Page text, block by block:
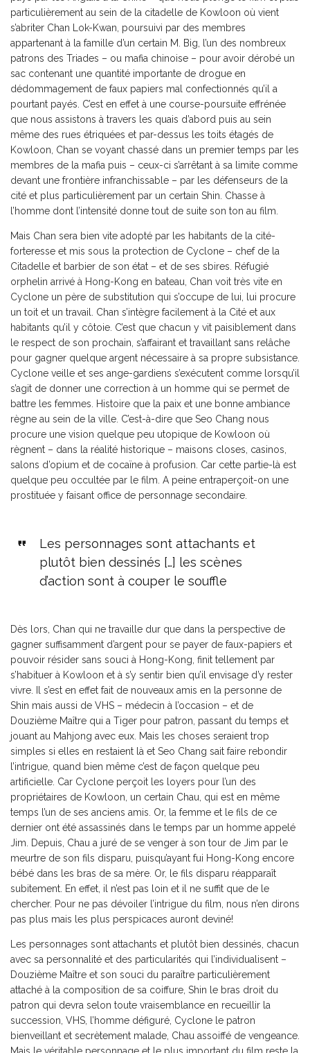
particulièrement au sein de la citadelle de Kowloon où vient
s’abriter Chan Lok-Kwan, poursuivi par des membres
appartenant à la famille d’un certain M. Big, l’un des nombreux
patrons des Triades – ou mafia chinoise – pour avoir dérobé un
sac contenant une quantité importante de drogue en
dédommagement de faux papiers mal confectionnés qu’il a
pourtant payés. C’est en effet à une course-poursuite effrénée
que nous assistons à travers les quais d’abord puis au sein
même des rues étriquées et par-dessus les toits étagés de
Kowloon, Chan se voyant chassé dans un premier temps par les
membres de la mafia puis – ceux-ci s’arrêtant à sa limite comme
devant une frontière infranchissable – par les défenseurs de la
cité et plus particulièrement par un certain Shin. Chasse à
l’homme dont l’intensité donne tout de suite son ton au film.
Mais Chan sera bien vite adopté par les habitants de la cité-
forteresse et mis sous la protection de Cyclone – chef de la
Citadelle et barbier de son état – et de ses sbires. Réfugié
orphelin arrivé à Hong-Kong en bateau, Chan voit très vite en
Cyclone un père de substitution qui s’occupe de lui, lui procure
un toit et un travail. Chan s’intègre facilement à la Cité et aux
habitants qu’il y côtoie. C’est que chacun y vit paisiblement dans
le respect de son prochain, s’affairant et travaillant sans relâche
pour gagner quelque argent nécessaire à sa propre subsistance.
Cyclone veille et ses ange-gardiens s’exécutent comme lorsqu’il
s’agit de donner une correction à un homme qui se permet de
battre les femmes. Histoire que la paix et une bonne ambiance
règne au sein de la ville. C’est-à-dire que Seo Chang nous
procure une vision quelque peu utopique de Kowloon où
règnent – dans la réalité historique – maisons closes, casinos,
salons d’opium et de cocaïne à profusion. Car cette partie-là est
quelque peu occultée par le film. A peine entraperçoit-on une
prostituée y faisant office de personnage secondaire.
Les personnages sont attachants et
plutôt bien dessinés […] les scènes
d’action sont à couper le souffle
Dès lors, Chan qui ne travaille dur que dans la perspective de
gagner suffisamment d’argent pour se payer de faux-papiers et
pouvoir résider sans souci à Hong-Kong, finit tellement par
s’habituer à Kowloon et à s’y sentir bien qu’il envisage d’y rester
vivre. Il s’est en effet fait de nouveaux amis en la personne de
Shin mais aussi de VHS – médecin à l’occasion – et de
Douzième Maître qui a Tiger pour patron, passant du temps et
jouant au Mahjong avec eux. Mais les choses seraient trop
simples si elles en restaient là et Seo Chang sait faire rebondir
l’intrigue, quand bien même c’est de façon quelque peu
artificielle. Car Cyclone perçoit les loyers pour l’un des
propriétaires de Kowloon, un certain Chau, qui est en même
temps l’un de ses anciens amis. Or, la femme et le fils de ce
dernier ont été assassinés dans le temps par un homme appelé
Jim. Depuis, Chau a juré de se venger à son tour de Jim par le
meurtre de son fils disparu, puisqu’ayant fui Hong-Kong encore
bébé dans les bras de sa mère. Or, le fils disparu réapparaît
subitement. En effet, il n’est pas loin et il ne suffit que de le
chercher. Pour ne pas dévoiler l’intrigue du film, nous n’en dirons
pas plus mais les plus perspicaces auront deviné!
Les personnages sont attachants et plutôt bien dessinés, chacun
avec sa personnalité et des particularités qui l’individualisent –
Douzième Maître et son souci du paraître particulièrement
attaché à la composition de sa coiffure, Shin le bras droit du
patron qui devra selon toute vraisemblance en recueillir la
succession, VHS, l’homme défiguré, Cyclone le patron
bienveillant et secrètement malade, Chau assoiffé de vengeance.